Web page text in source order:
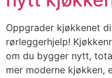
Oppgrader kjøkkenet
rørleggerhjelp!
om du bygger nytt,
mer moderne kjøkken,